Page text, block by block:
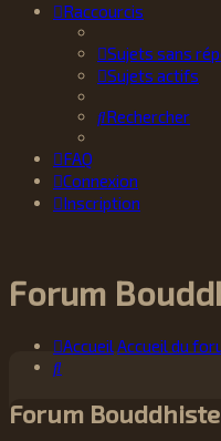
Raccourcis
Sujets sans
Sujets actifs
Rechercher
FAQ
Connexion
Inscription
Forum
AccueilAccueil du
Forum